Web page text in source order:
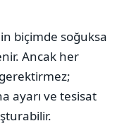
biçimde soğuksa
Ancak her
ayarı ve tesisat